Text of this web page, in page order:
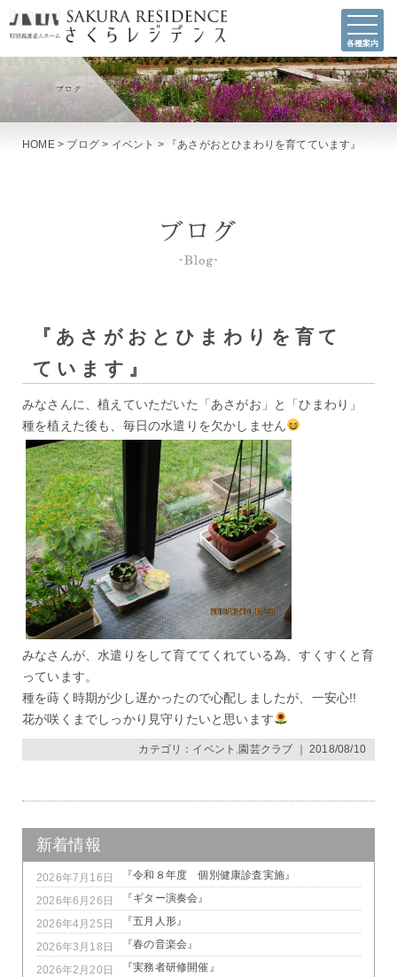
各種案内
HOME> ブログ > イベント > 『あさがおとひまわりを育てています』
『あさがおとひまわりを育て
ています』
みなさんに、植えていただいた「あさがお」と「ひまわり」
種を植えた後も、毎日の水遣りを欠かしません
みなさんが、水遣りをして育ててくれている為、すくすくと育
っています。
種を蒔く時期が少し遅かったので心配しましたが、一安心!!
花が咲くまでしっかり見守りたいと思います
カテゴリ： イベント 園芸クラブ ｜ 2018/08/10
新着情報
2026年7月16日 『令和８年度 個別健康診査実施』
2026年6月26日 『ギター演奏会』
2026年4月25日 『五月人形』
2026年3月18日 『春の音楽会』
2026年2月20日 『実務者研修開催』